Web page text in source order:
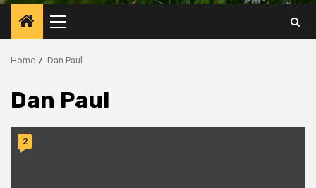
Primary
Menu
Home Dan Paul
Dan Paul
2